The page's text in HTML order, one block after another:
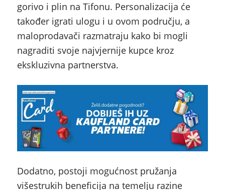
gorivo i plin na Tifonu. Personalizacija će
također igrati ulogu i u ovom području, a
maloprodavači razmatraju kako bi mogli
nagraditi svoje najvjernije kupce kroz
ekskluzivna partnerstva.
Dodatno, postoji mogućnost pružanja
višestrukih beneficija na temelju razine